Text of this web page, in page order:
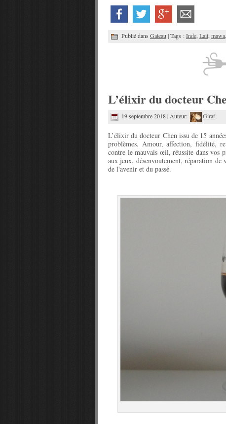
Publié dans Gateau | Tags :Inde Lait mawa
L’élixir du docteur
19 septembre 2018 | Auteur: Giraf
L’élixir du docteur Chen issu de 15
problèmes. Amour, affection, fidélité,
contre le mauvais œil, réussite dans vos
aux jeux, désenvoutement, réparation de
de l'avenir et du passé.